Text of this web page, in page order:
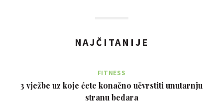
NAJČITANIJE
FITNESS
3 vježbe uz koje ćete konačno učvrstiti unutarnju
stranu bedara